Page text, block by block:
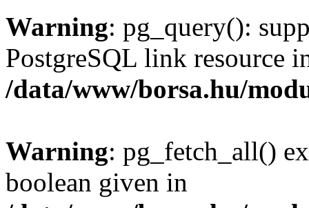
Warning: pg_query():
PostgreSQL link resource
/data/www/borsa.hu/
Warning: pg_fetch_all()
boolean given in